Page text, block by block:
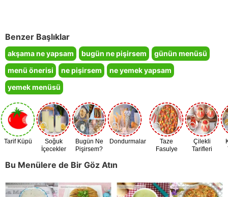
Benzer Başlıklar
akşama ne yapsam bugün ne pişirsem
günün menüsü
menü önerisi
ne pişirsem
ne yemek yapsam
yemek menüsü
Tarif Küpü
Soğuk
İçecekler
Bugün Ne
Pişirsem?
Dondurmalar
Taze
Fasulye
Çilekli
Tarifleri
Bu Menülere de Bir Göz Atın